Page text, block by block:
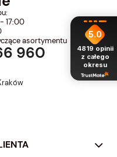
17:00
asortymentu
960
5.0
4819 opinii
z całego
okresu